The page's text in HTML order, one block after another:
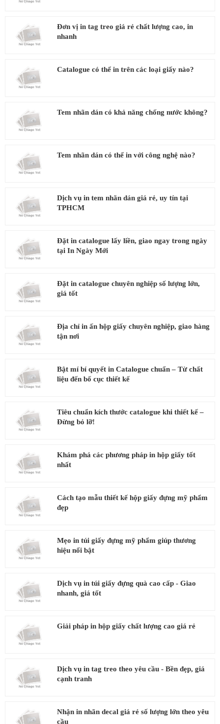
Đơn vị in tag treo giá rẻ chất lượng cao, in
nhanh
Catalogue có thể in trên các loại giấy nào?
Tem nhãn dán có khả năng chống nước không?
Tem nhãn dán có thể in với công nghệ nào?
Dịch vụ in tem nhãn dán giá rẻ, uy tín tại
TPHCM
Đặt in catalogue lấy liền, giao ngay trong ngày
tại In Ngày Mới
Đặt in catalogue chuyên nghiệp số lượng lớn,
giá tốt
Địa chỉ in ấn hộp giấy chuyên nghiệp, giao hàng
tận nơi
Bật mí bí quyết in Catalogue chuẩn – Từ chất
liệu đến bố cục thiết kế
Tiêu chuẩn kích thước catalogue khi thiết kế –
Đừng bỏ lỡ!
Khám phá các phương pháp in hộp giấy tốt
nhất
Cách tạo mẫu thiết kế hộp giấy đựng mỹ phẩm
đẹp
Mẹo in túi giấy đựng mỹ phẩm giúp thương
hiệu nổi bật
Dịch vụ in túi giấy đựng quà cao cấp - Giao
nhanh, giá tốt
Giải pháp in hộp giấy chất lượng cao giá rẻ
Dịch vụ in tag treo theo yêu cầu - Bền đẹp, giá
cạnh tranh
Nhận in nhãn decal giá rẻ số lượng lớn theo yêu
cầu